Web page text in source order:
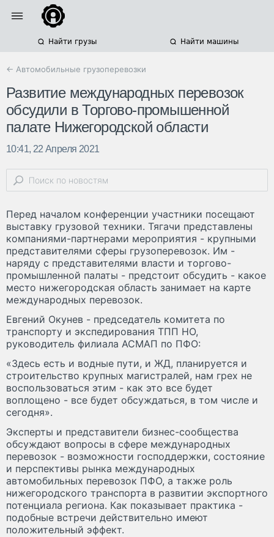
Найти грузы Найти машины
← Автомобильные грузоперевозки
Развитие международных перевозок
обсудили в Торгово-промышенной
палате Нижегородской области
10:41, 22 Апреля 2021
Перед началом конференции участники посещают
выставку грузовой техники. Тягачи представлены
компаниями-партнерами мероприятия - крупными
представителями сферы грузоперевозок. Им -
наряду с представителями власти и торгово-
промышленной палаты - предстоит обсудить - какое
место нижегородская область занимает на карте
международных перевозок.
Евгений Окунев - председатель комитета по
транспорту и экспедирования ТПП НО,
руководитель филиала АСМАП по ПФО:
«Здесь есть и водные пути, и ЖД, планируется и
строительство крупных магистралей, нам грех не
воспользоваться этим - как это все будет
воплощено - все будет обсуждаться, в том числе и
сегодня».
Эксперты и представители бизнес-сообщества
обсуждают вопросы в сфере международных
перевозок - возможности господдержки, состояние
и перспективы рынка международных
автомобильных перевозок ПФО, а также роль
нижегородского транспорта в развитии экспортного
потенциала региона. Как показывает практика -
подобные встречи действительно имеют
положительный эффект.